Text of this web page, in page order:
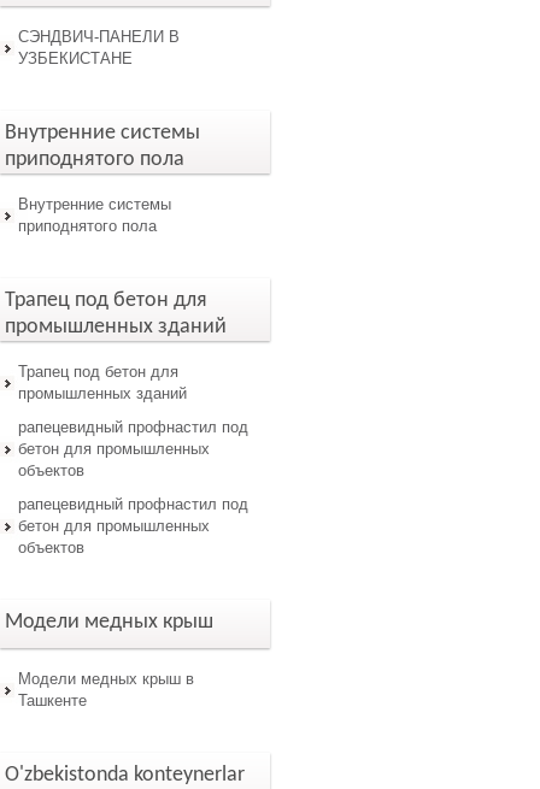
СЭНДВИЧ-ПАНЕЛИ В
УЗБЕКИСТАНЕ
Внутренние системы
приподнятого пола
Внутренние системы
приподнятого пола
Трапец под бетон для
промышленных зданий
Трапец под бетон для
промышленных зданий
рапецевидный профнастил под
бетон для промышленных
объектов
рапецевидный профнастил под
бетон для промышленных
объектов
Модели медных крыш
Модели медных крыш в
Ташкенте
O'zbekistonda konteynerlar